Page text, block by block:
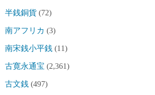
半銭銅貨 (72)
南アフリカ (3)
南宋銭小平銭 (11)
古寛永通宝 (2,361)
古文銭 (497)